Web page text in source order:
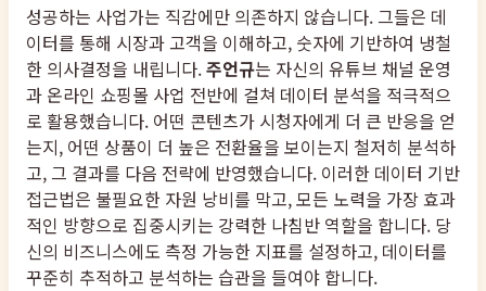
성공하는 사업가는 직감에만 의존하지 않습니다. 그들은 데
이터를 통해 시장과 고객을 이해하고, 숫자에 기반하여 냉철
한 의사결정을 내립니다.주언규는 자신의 유튜브 채널 운영
과 온라인 쇼핑몰 사업 전반에 걸쳐 데이터 분석을 적극적으
로 활용했습니다. 어떤 콘텐츠가 시청자에게 더 큰 반응을 얻
는지, 어떤 상품이 더 높은 전환율을 보이는지 철저히 분석하
고, 그 결과를 다음 전략에 반영했습니다. 이러한 데이터 기반
접근법은 불필요한 자원 낭비를 막고, 모든 노력을 가장 효과
적인 방향으로 집중시키는 강력한 나침반 역할을 합니다. 당
신의 비즈니스에도 측정 가능한 지표를 설정하고, 데이터를
꾸준히 추적하고 분석하는 습관을 들여야 합니다.